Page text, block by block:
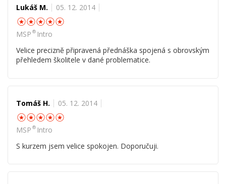
Lukáš M. 05. 12. 2014
☆☆☆☆
MSP ®Intro
Velice precizně připravená přednáška spojená s obrovským
přehledem školitele v dané problematice.
Tomáš H. 05. 12. 2014
☆☆☆☆
MSP ®Intro
S kurzem jsem velice spokojen. Doporučuji.